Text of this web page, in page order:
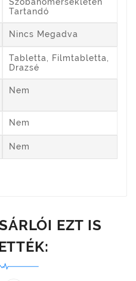
Tartandó
Nincs Megadva
Tabletta, Filmtabletta,
Drazsé
Nem
Nem
Nem
EZT IS